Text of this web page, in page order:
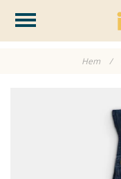
Hem /